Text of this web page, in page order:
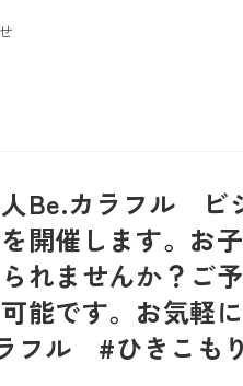
Be.カラフル ビ
開催します。お
れませんか？ご
能です。お気軽
フル #ひきこ